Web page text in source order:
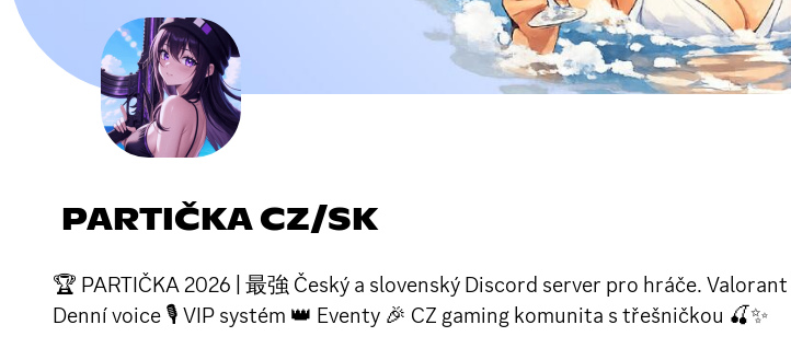
PARTIČKA CZ/SK
🏆 PARTIČKA 2026 | 最強 Český a slovenský Discord server pro hráče.
Denní voice 🎙 VIP systém 👑 Eventy 🎉 CZ gaming komunita s třešničkou 🍒✨